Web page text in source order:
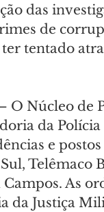
das
de
tentado
O Núcleo de
da
e
Telêmaco
Campos. As
da Justiça